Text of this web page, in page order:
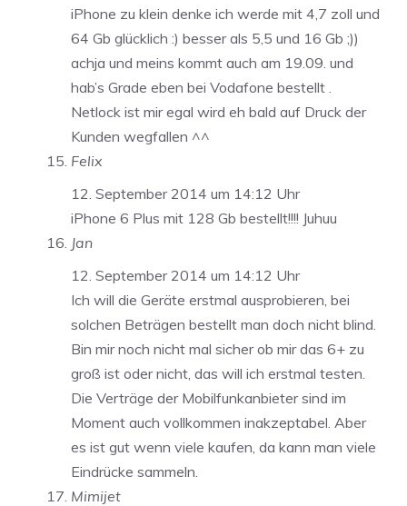
iPhone zu klein denke ich werde mit 4,7 zoll und
64 Gb glücklich :) besser als 5,5 und 16 Gb ;))
achja und meins kommt auch am 19.09. und
hab’s Grade eben bei Vodafone bestellt .
Netlock ist mir egal wird eh bald auf Druck der
Kunden wegfallen ^^
Felix
12. September 2014 um 14:12 Uhr
iPhone 6 Plus mit 128 Gb bestellt!!!! Juhuu
Jan
12. September 2014 um 14:12 Uhr
Ich will die Geräte erstmal ausprobieren, bei
solchen Beträgen bestellt man doch nicht blind.
Bin mir noch nicht mal sicher ob mir das 6+ zu
groß ist oder nicht, das will ich erstmal testen.
Die Verträge der Mobilfunkanbieter sind im
Moment auch vollkommen inakzeptabel. Aber
es ist gut wenn viele kaufen, da kann man viele
Eindrücke sammeln.
Mimijet